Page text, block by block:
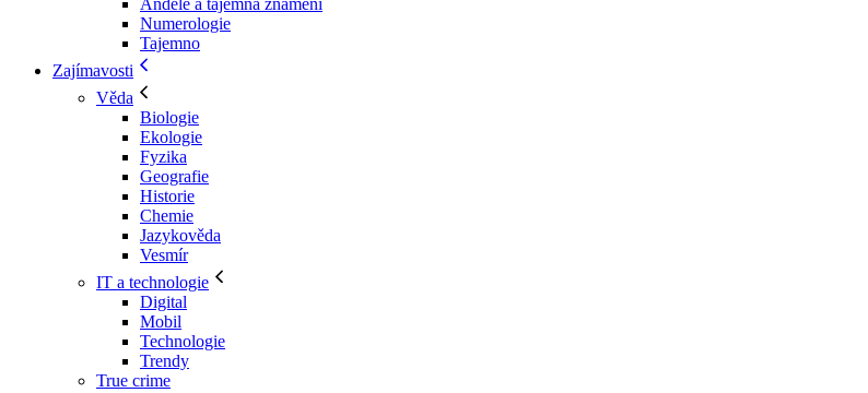
Andělé a tajemná znamení
Numerologie
Tajemno
Zajímavosti
Věda
Biologie
Ekologie
Fyzika
Geografie
Historie
Chemie
Jazykověda
Vesmír
IT a technologie
Digital
Mobil
Technologie
Trendy
True crime